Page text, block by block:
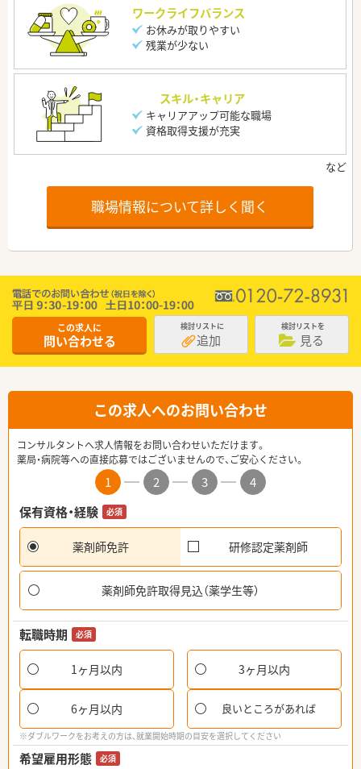
ワークライフバランス
お休みが取りやすい
残業が少ない
スキル・キャリア
キャリアアップ可能な職場
資格取得支援が充実
職場情報について詳しく聞く
この求人に
問い合わせる
検討リストに
追加
検討リストを
見る
この求人へのお問い合わせ
コンサルタントへ求人情報をお問い合わせいただけます。
薬局・病院等への直接応募ではございませんので、ご安心ください。
1 2 3
4
保有資格・経験
必須
薬剤師免許 研修認定薬剤師
薬剤師免許取得見込（薬学生等）
転職時期 必須
1ヶ月以内 3ヶ月以内
6ヶ月以内 良いところがあれば
※ダブルワークをお考えの方は、就業開始時期の目安を選択してください
希望雇用形態 必須